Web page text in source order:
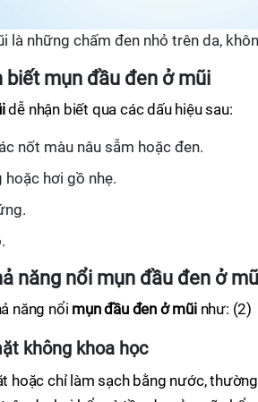
là những chấm đen nhỏ trên da,
biết mụn đầu đen ở mũi
dễ nhận biết qua các dấu hiệu sau:
nốt màu nâu sẫm hoặc đen.
hoặc hơi gồ nhẹ.
năng nổi mụn đầu đen ở
năng nổi mụn đầu đen ở mũinhư: (2)
không khoa học
hoặc chỉ làm sạch bằng nước,